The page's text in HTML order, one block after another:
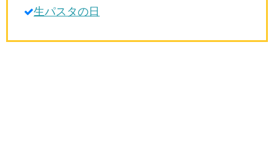
生パスタの日